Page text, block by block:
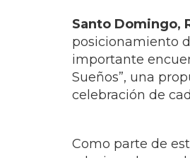
2026
Anyeli Suarez
29 May 2026
La boutique